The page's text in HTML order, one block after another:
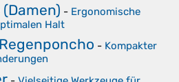
- Ergonomische
Halt
- Kompakter